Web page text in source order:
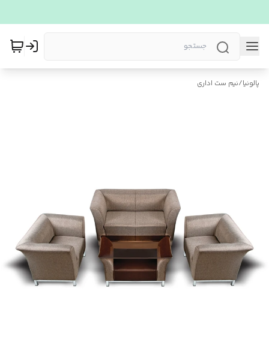
پالونیا/نیم ست اداری